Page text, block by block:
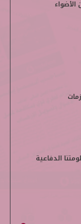
e
الدفاعية